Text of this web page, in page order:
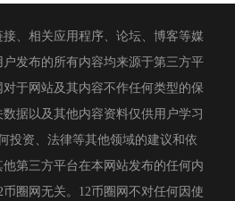
、相关应用程序、论坛、博客等媒
发布的所有内容均来源于第三方平
于网站及其内容不作任何类型的保
据以及其他内容资料仅供用户学习
投资、法律等其他领域的建议和依
第三方平台在本网站发布的任何内
圈网无关。12币圈网不对任何因使